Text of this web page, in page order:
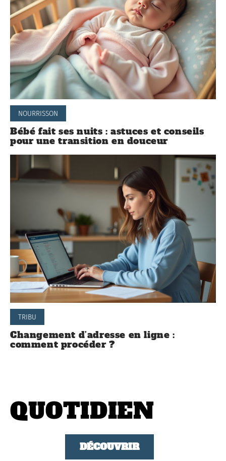
NOURRISSON
Bébé fait ses nuits : astuces et conseils
pour une transition en douceur
TRIBU
Changement d’adresse en ligne :
comment procéder ?
QUOTIDIEN
DÉCOUVRIR